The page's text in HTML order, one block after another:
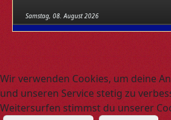
Samstag, 08. August 2026
Wir verwenden Cookies, um deine
und unseren Service stetig zu
Weitersurfen stimmst du unserer